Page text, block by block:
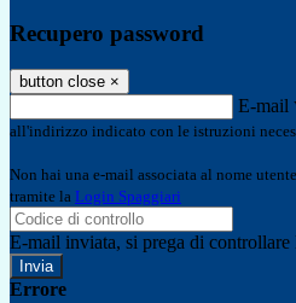
Recupero password
button close ×
E-mail
all'indirizzo indicato con le istruzioni
Non hai una e-mail associata al nome
tramite la Login Spaggiari
E-mail inviata, si prega di controllare
Errore